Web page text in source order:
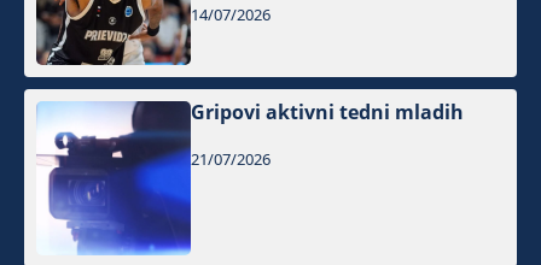
14/07/2026
Gripovi aktivni tedni mladih
21/07/2026